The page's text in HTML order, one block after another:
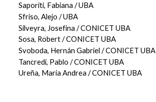
Saporiti, Fabiana / UBA
Sfriso, Alejo / UBA
Silveyra, Josefina / CONICET UBA
Sosa, Robert / CONICET UBA
Svoboda, Hernán Gabriel / CONICET UBA
Tancredi, Pablo/ CONICET UBA
Ureña, María Andrea / CONICET UBA